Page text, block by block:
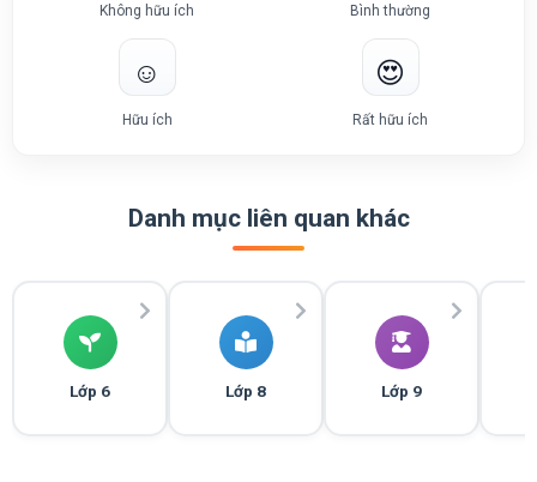
Không hữu ích Bình thường
☺️
Hữu ích
😍
Rất hữu ích
Danh mục liên quan khác
Lớp 6 Lớp 8 Lớp 9